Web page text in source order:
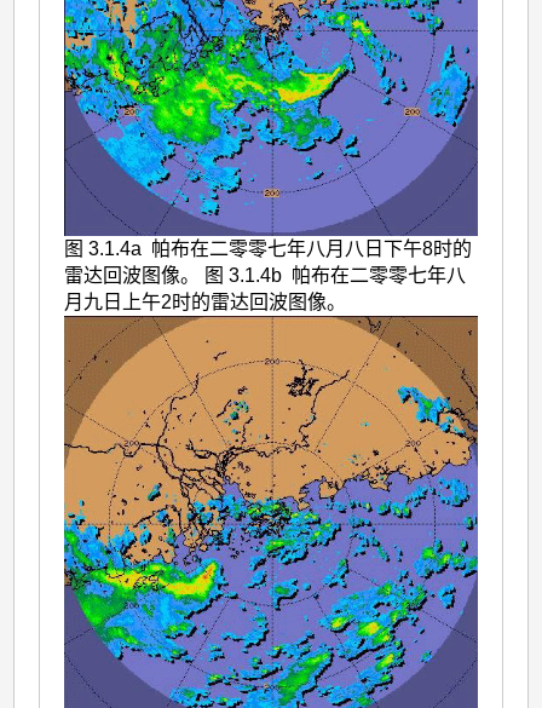
图 3.1.4a 帕布在二零零七年八月八日下午8时的
雷达回波图像。 图 3.1.4b 帕布在二零零七年八
月九日上午2时的雷达回波图像。